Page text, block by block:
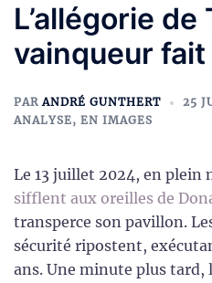
L’allégorie de
vainqueur
PARANDRÉ GUNTHERT
25
ANALYSE, EN IMAGES
Le 13 juillet 2024, en plein
sifflent aux oreilles de
transperce son pavillon.
sécurité ripostent,
ans. Une minute plus tard,